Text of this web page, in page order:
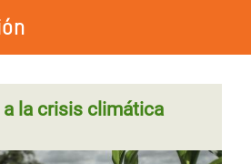
la crisis climática